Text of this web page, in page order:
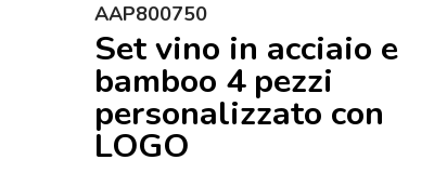
AAP800750
Set vino in acciaio e
bamboo 4 pezzi
personalizzato con
LOGO